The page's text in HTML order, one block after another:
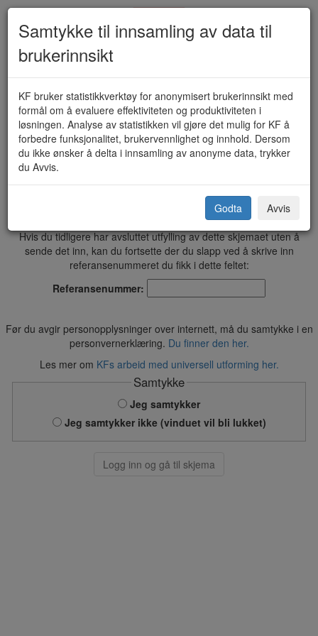
Etikkrådet for helse og mestring -
Henvendelse (3218)
Vennligst ikke oppgi sensitive personopplysninger i utfyllingen.
Hvis du tidligere har avsluttet utfylling av dette skjemaet uten å
sende det inn, kan du fortsette der du slapp ved å skrive inn
referansenummeret du fikk i dette feltet:
Referansenummer:
Før du avgir personopplysninger over internett, må du samtykke i en
personvernerklæring. Du finner den her.
Les mer om KFs arbeid med universell utforming her.
Samtykke
Jeg samtykker
Jeg samtykker ikke (vinduet vil bli lukket)
Logg inn og gå til skjema
Samtykke til innsamling av data til
brukerinnsikt
KF bruker statistikkverktøy for anonymisert brukerinnsikt med
formål om å evaluere effektiviteten og produktiviteten i
løsningen. Analyse av statistikken vil gjøre det mulig for KF å
forbedre funksjonalitet, brukervennlighet og innhold. Dersom
du ikke ønsker å delta i innsamling av anonyme data, trykker
du Avvis.
Godta Avvis